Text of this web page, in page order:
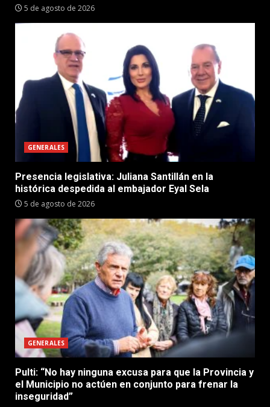
5 de agosto de 2026
GENERALES
Presencia legislativa: Juliana Santillán en la
histórica despedida al embajador Eyal Sela
5 de agosto de 2026
GENERALES
Pulti: “No hay ninguna excusa para que la Provincia y
el Municipio no actúen en conjunto para frenar la
inseguridad”